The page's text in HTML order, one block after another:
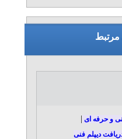
و حرفه ای
دیپلم فنی